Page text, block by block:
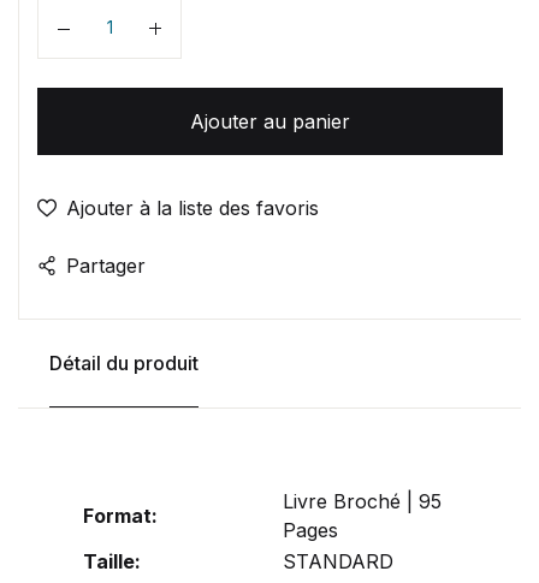
Quantité
Ajouter au panier
Ajouter à la liste des favoris
Partager
Détail du produit
Format:
Livre Broché | 95
Pages
Taille:
STANDARD